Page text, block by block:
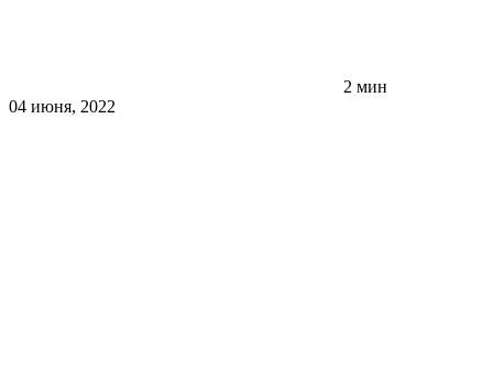
2 мин
04 июня, 2022